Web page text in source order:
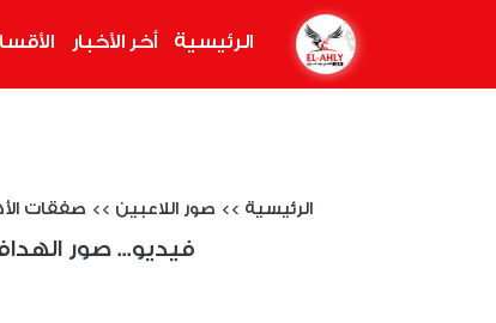
الرئيسية أخر الأخبار
الرئيسية >> صور اللاعبين >> صفقات
فيديو... صور الهداف